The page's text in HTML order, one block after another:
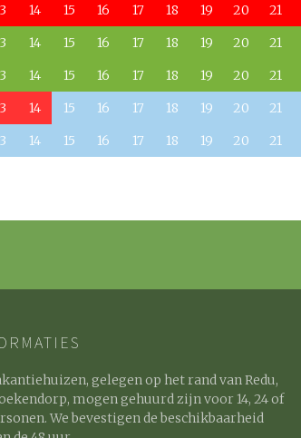
14 15 16 17 18 19 20 21
14 15 16 17 18 19 20 21
14 15 16 17 18 19 20 21
14 15 16 17 18 19 20 21
14 15 16 17 18 19 20 21
gelegen op het rand van Redu,
mogen gehuurd zijn voor 14, 24 of
We bevestigen de beschikbaarheid